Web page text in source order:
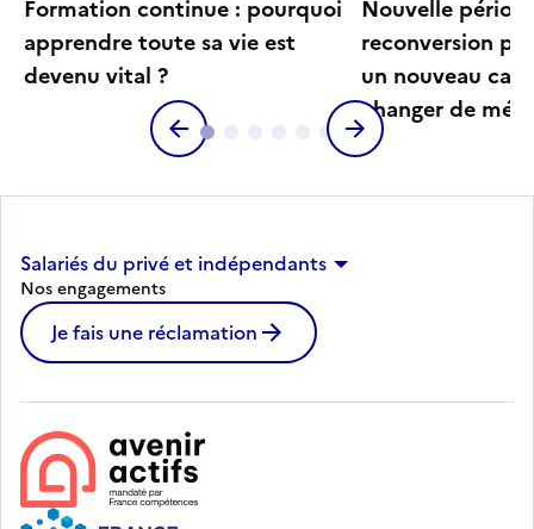
Formation continue : pourquoi
apprendre toute sa vie est
devenu vital ?
Nouvelle
reconversion
un nouveau
changer de
Salariés du privé et indépendants
Nos engagements
Je fais une réclamation